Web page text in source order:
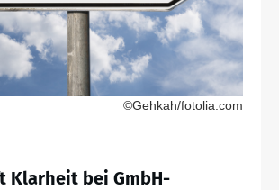
©Gehkah/fotolia.com
Klarheit bei GmbH-